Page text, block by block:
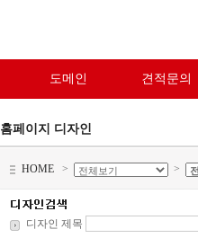
도메인 견적문의
홈페이지 디자인
HOME > >
디자인 제목